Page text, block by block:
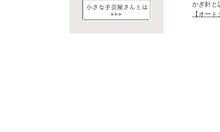
かぎ針と
【オー